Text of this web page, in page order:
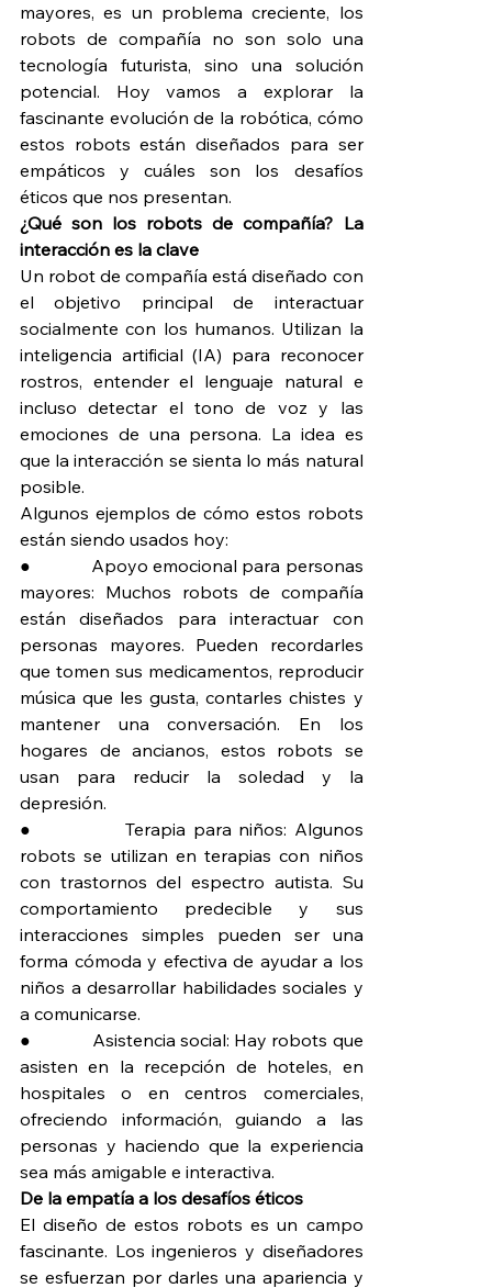
mayores, es un problema creciente, los
robots de compañía no son solo una
tecnología futurista, sino una solución
potencial. Hoy vamos a explorar la
fascinante evolución de la robótica, cómo
estos robots están diseñados para ser
empáticos y cuáles son los desafíos
éticos que nos presentan.
¿Qué son los robots de compañía? La
interacción es la clave
Un robot de compañía está diseñado con
el objetivo principal de interactuar
socialmente con los humanos. Utilizan la
inteligencia artificial (IA) para reconocer
rostros, entender el lenguaje natural e
incluso detectar el tono de voz y las
emociones de una persona. La idea es
que la interacción se sienta lo más natural
posible.
Algunos ejemplos de cómo estos robots
están siendo usados hoy:
●             Apoyo emocional para personas
mayores: Muchos robots de compañía
están diseñados para interactuar con
personas mayores. Pueden recordarles
que tomen sus medicamentos, reproducir
música que les gusta, contarles chistes y
mantener una conversación. En los
hogares de ancianos, estos robots se
usan para reducir la soledad y la
depresión.
●             Terapia para niños: Algunos
robots se utilizan en terapias con niños
con trastornos del espectro autista. Su
comportamiento predecible y sus
interacciones simples pueden ser una
forma cómoda y efectiva de ayudar a los
niños a desarrollar habilidades sociales y
a comunicarse.
●             Asistencia social: Hay robots que
asisten en la recepción de hoteles, en
hospitales o en centros comerciales,
ofreciendo información, guiando a las
personas y haciendo que la experiencia
sea más amigable e interactiva.
De la empatía a los desafíos éticos
El diseño de estos robots es un campo
fascinante. Los ingenieros y diseñadores
se esfuerzan por darles una apariencia y